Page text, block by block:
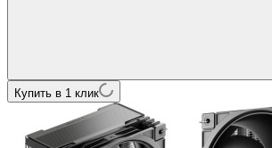
Купить в 1 клик